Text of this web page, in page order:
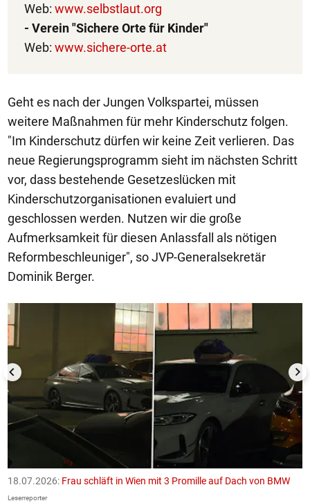
Web: www.selbstlaut.org
- Verein "Sichere Orte für Kinder"
Web: www.sichere-orte.at
Geht es nach der Jungen Volkspartei, müssen
weitere Maßnahmen für mehr Kinderschutz folgen.
"Im Kinderschutz dürfen wir keine Zeit verlieren. Das
neue Regierungsprogramm sieht im nächsten Schritt
vor, dass bestehende Gesetzeslücken mit
Kinderschutzorganisationen evaluiert und
geschlossen werden. Nutzen wir die große
Aufmerksamkeit für diesen Anlassfall als nötigen
Reformbeschleuniger", so JVP-Generalsekretär
Dominik Berger.
1/50
18.07.2026: Frau schläft in Wien mit 3 Promille auf Dach von BMW
Leserreporter